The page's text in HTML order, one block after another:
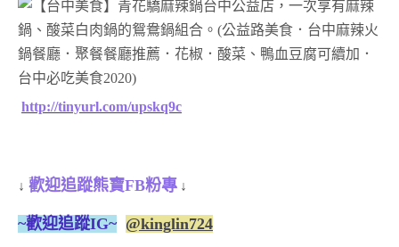
http://tinyurl.com/upskq9c
↓ 歡迎追蹤熊寶FB粉專 ↓
~歡迎追蹤IG~ @kinglin724